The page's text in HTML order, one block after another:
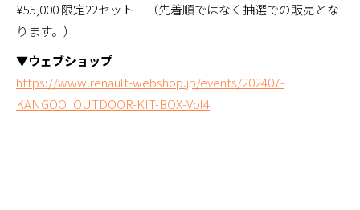
¥55,000 限定22セット （先着順ではなく抽選での販売とな
ります。）
▼ウェブショップ
https://www.renault-webshop.jp/events/202407-
KANGOO_OUTDOOR-KIT-BOX-Vol4